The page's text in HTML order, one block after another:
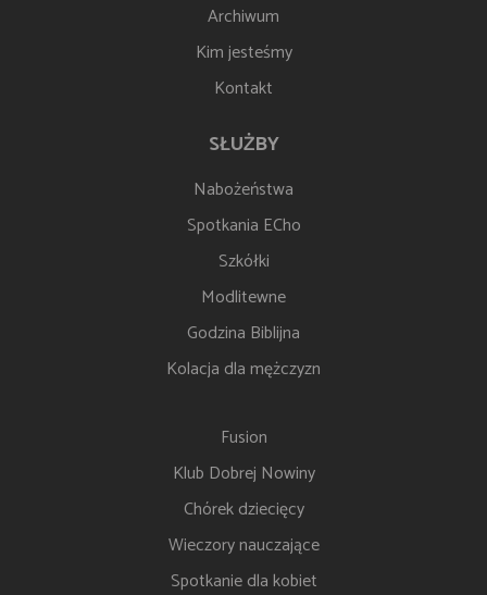
Archiwum
Kim jesteśmy
Kontakt
SŁUŻBY
Nabożeństwa
Spotkania ECho
Szkółki
Modlitewne
Godzina Biblijna
Kolacja dla mężczyzn
Fusion
Klub Dobrej Nowiny
Chórek dziecięcy
Wieczory nauczające
Spotkanie dla kobiet